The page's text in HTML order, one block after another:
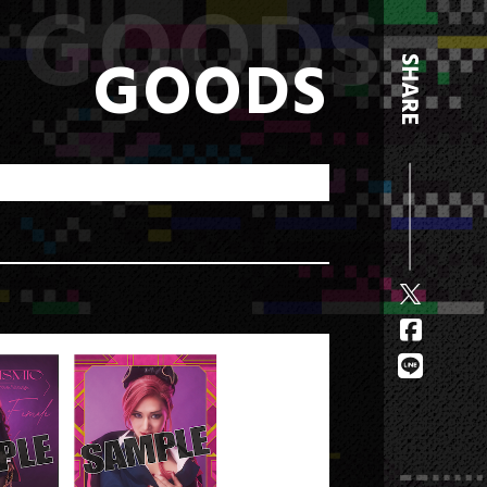
GOODS